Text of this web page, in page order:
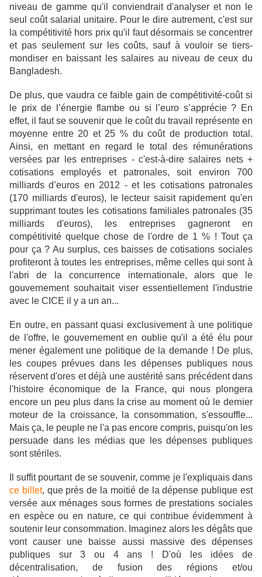
niveau de gamme qu'il conviendrait d'analyser et non le
seul coût salarial unitaire. Pour le dire autrement, c'est sur
la compétitivité hors prix qu'il faut désormais se concentrer
et pas seulement sur les coûts, sauf à vouloir se tiers-
mondiser en baissant les salaires au niveau de ceux du
Bangladesh.
De plus, que vaudra ce faible gain de compétitivité-coût si
le prix de l’énergie flambe ou si l’euro s’apprécie ? En
effet, il faut se souvenir que le coût du travail représente en
moyenne entre 20 et 25 % du coût de production total.
Ainsi, en mettant en regard le total des rémunérations
versées par les entreprises - c'est-à-dire salaires nets +
cotisations employés et patronales, soit environ 700
milliards d’euros en 2012 - et les cotisations patronales
(170 milliards d'euros), le lecteur saisit rapidement qu'en
supprimant toutes les cotisations familiales patronales (35
milliards d'euros), les entreprises gagneront en
compétitivité quelque chose de l'ordre de 1 % ! Tout ça
pour ça ? Au surplus, ces baisses de cotisations sociales
profiteront à toutes les entreprises, même celles qui sont à
l'abri de la concurrence internationale, alors que le
gouvernement souhaitait viser essentiellement l'industrie
avec le CICE il y a un an...
En outre, en passant quasi exclusivement à une politique
de l'offre, le gouvernement en oublie qu'il a été élu pour
mener également une politique de la demande ! De plus,
les coupes prévues dans les dépenses publiques nous
réservent d'ores et déjà une austérité sans précédent dans
l'histoire économique de la France, qui nous plongera
encore un peu plus dans la crise au moment où le dernier
moteur de la croissance, la consommation, s'essouffle...
Mais ça, le peuple ne l'a pas encore compris, puisqu'on les
persuade dans les médias que les dépenses publiques
sont stériles.
Il suffit pourtant de se souvenir, comme je l'expliquais dans
ce billet, que près de la moitié de la dépense publique est
versée aux ménages sous formes de prestations sociales
en espèce ou en nature, ce qui contribue évidemment à
soutenir leur consommation. Imaginez alors les dégâts que
vont causer une baisse aussi massive des dépenses
publiques sur 3 ou 4 ans ! D'où les idées de
décentralisation, de fusion des régions et/ou